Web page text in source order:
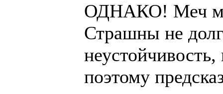
ОДНАКО! Меч
Страшны не
поэтому